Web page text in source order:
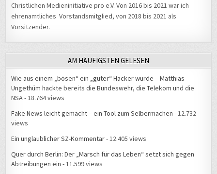
Christlichen Medieninitiative pro e.V. Von 2016 bis 2021 war ich
ehrenamtliches Vorstandsmitglied, von 2018 bis 2021 als
Vorsitzender.
AM HÄUFIGSTEN GELESEN
Wie aus einem „bösen“ ein „guter“ Hacker wurde – Matthias
Ungethüm hackte bereits die Bundeswehr, die Telekom und die
NSA - 18.764 views
Fake News leicht gemacht – ein Tool zum Selbermachen - 12.732
views
Ein unglaublicher SZ-Kommentar- 12.405 views
Quer durch Berlin: Der „Marsch für das Leben“ setzt sich gegen
Abtreibungen ein - 11.599 views